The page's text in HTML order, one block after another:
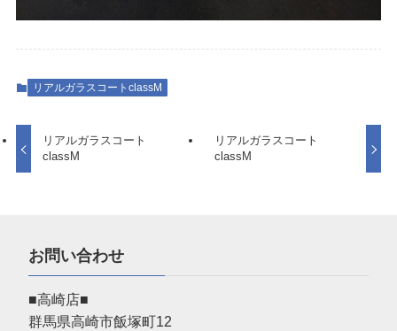
リアルガラスコートclassM
リアルガラスコート
classM
リアルガラスコート
classM
お問い合わせ
■高崎店■
群馬県高崎市飯塚町12